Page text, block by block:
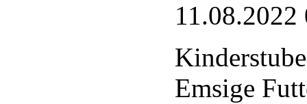
11.08.2022
Emsige